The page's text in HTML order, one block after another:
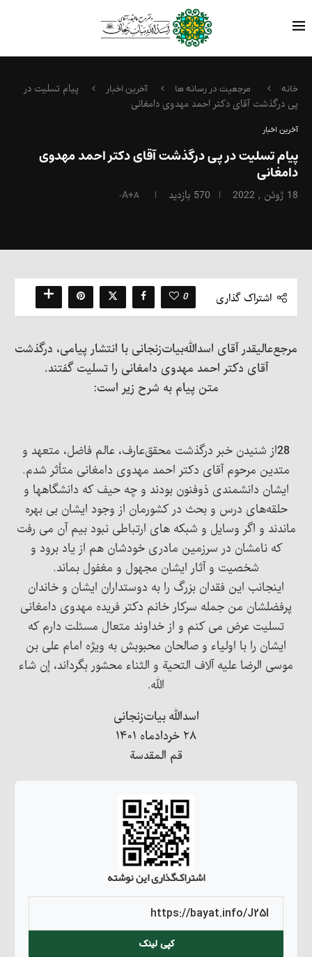
خانه مرجعیت در رسانه ها آخرین اخبار
پیام تسلیت در
پی درگذشت آقای دکتر احمد مهدوی دامغانی
آخرین اخبار
پیام تسلیت در پی درگذشت آقای دکتر احمد مهدوی
دامغانی
18 ژوئن , 2022 570 بازدید A+A-
اشتراک گذاری 0
مرجع‌عالیقدر آقای اسدالله‌بیات‌زنجانی با انتشار پیامی، درگذشت
آقای دکتر احمد مهدوی دامغانی را تسلیت گفتند.
متن پیام به شرح زیر است:
28از شنیدن خبر درگذشت محقق‌عارف، عالم فاضل، متعهد و
متدین مرحوم آقای دکتر احمد مهدوی دامغانی متأثر شدم.
ایشان دانشمندی ذوفنون بودند و چه حیف که دانشگاهها و
حلقه‌های درس و بحث در کشورمان از وجود ایشان بی بهره
ماندند و اگر وسایل و شبکه های ارتباطی نبود بیم آن می رفت
که نامشان در سرزمین مادری خودشان هم از یاد برود و
شخصیت و آثار ایشان مجهول و مغفول بماند.
اینجانب این فقدان بزرگ را به دوستداران ایشان و خاندان
پرفضلشان من جمله سرکار خانم دکتر فریده مهدوی دامغانی
تسلیت عرض می کنم و از خداوند متعال مسئلت دارم که
ایشان را با اولیاء و صالحان محبوبش به ویژه امام علی بن
موسی الرضا علیه آلاف التحیة و الثناء محشور بگرداند، إن شاء
الله.
اسدالله بيات‌زنجانی
۲۸ خردادماه ۱۴۰۱
قم المقدسة
اشتراک‌گذاری این نوشته
کپی لینک